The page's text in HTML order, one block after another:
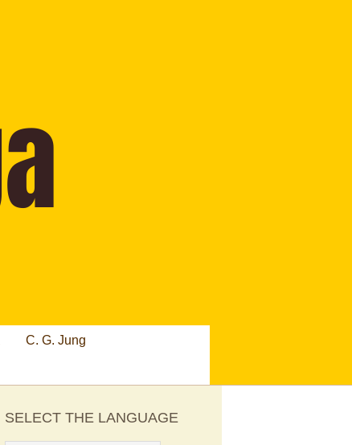
C. G. Jung
SELECT THE LANGUAGE